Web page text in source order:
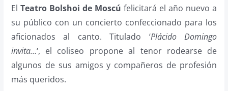
El Teatro Bolshoi de Moscú felicitará el año nuevo a
su público con un concierto confeccionado para los
aficionados al canto. Titulado ‘Plácido Domingo
invita…‘, el coliseo propone al tenor rodearse de
algunos de sus amigos y compañeros de profesión
más queridos.